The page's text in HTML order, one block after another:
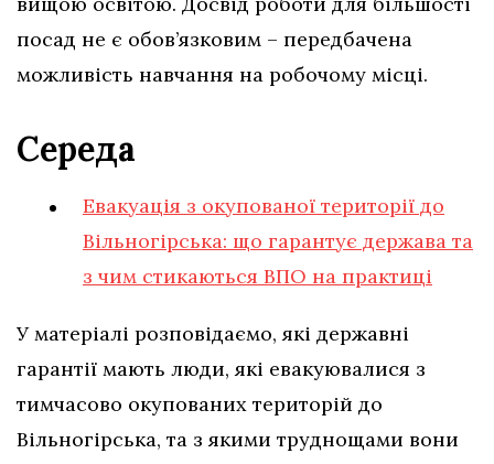
посад не є обов’язковим – передбачена
можливість навчання на робочому місці.
Середа
Евакуація з окупованої території до
Вільногірська: що гарантує держава та
з чим стикаються ВПО на практиці
У матеріалі розповідаємо, які державні
гарантії мають люди, які евакуювалися з
тимчасово окупованих територій до
Вільногірська, та з якими труднощами вони